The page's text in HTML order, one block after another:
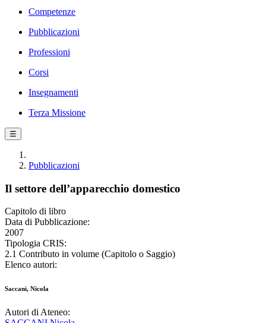
Competenze
Pubblicazioni
Professioni
Corsi
Insegnamenti
Terza Missione
☰
Pubblicazioni
Il settore dell’apparecchio domestico
Capitolo di libro
Data di Pubblicazione:
2007
Tipologia CRIS:
2.1 Contributo in volume (Capitolo o Saggio)
Elenco autori:
Saccani, Nicola
Autori di Ateneo: